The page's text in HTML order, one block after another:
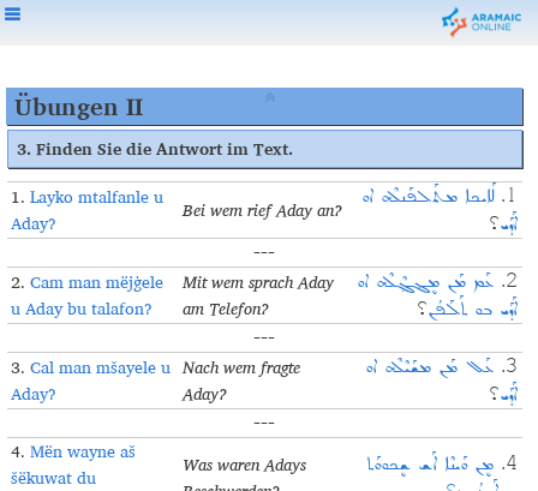
Übungen II
3. Finden Sie die Antwort im Text.
1.Layko mtalfanle u
Aday?
Bei wem rief Aday an? 1.
ܠܰܐܝܟܐ ܡܬܰܠܦܰܢܠܶܗ ܐܘ
ܐܰܕܰܝ؟
---
2.Cam man mëjġele
u Aday bu talafon?
Mit wem sprach Aday
am Telefon?
2. ܥܰܡ ܡܰܢ ܡܷܔܓ݂ܶܠܶܗ ܐܘ
ܐܰܕܰܝ ܒܘ ܬܰܠܰܦܳܢ؟
---
3.Cal man mšayele u
Aday?
Nach wem fragte
Aday?
3. ܥܰܠ ܡܰܢ ܡܫܰܝܶܠܶܗ ܐܘ
ܐܰܕܰܝ؟
---
4.Mën wayne aš
šëkuwat du
Was waren Adays
4. ܡܷܢ ܘܰܝܢܶܐ ܐܰܫ ܫܷܟܘܘܰܬ